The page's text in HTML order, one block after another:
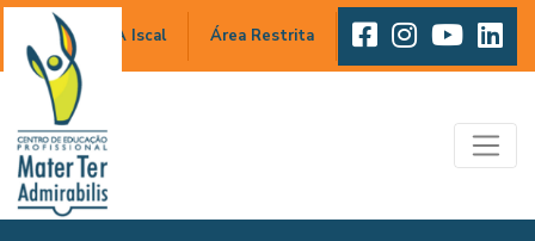
A Iscal Área Restrita